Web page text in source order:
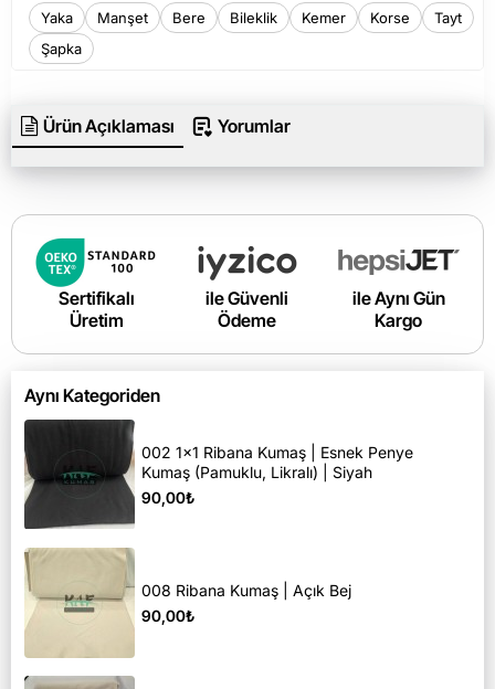
Yaka Manşet Bere Bileklik Kemer Korse
Tayt
Şapka
Ürün Açıklaması Yorumlar
Sertifikalı
Üretim
ile Güvenli
Ödeme
ile Aynı Gün
Kargo
Aynı Kategoriden
002 1x1 Ribana Kumaş | Esnek Penye
Kumaş (Pamuklu, Likralı) | Siyah
90,00₺
008 Ribana Kumaş | Açık Bej
90,00₺